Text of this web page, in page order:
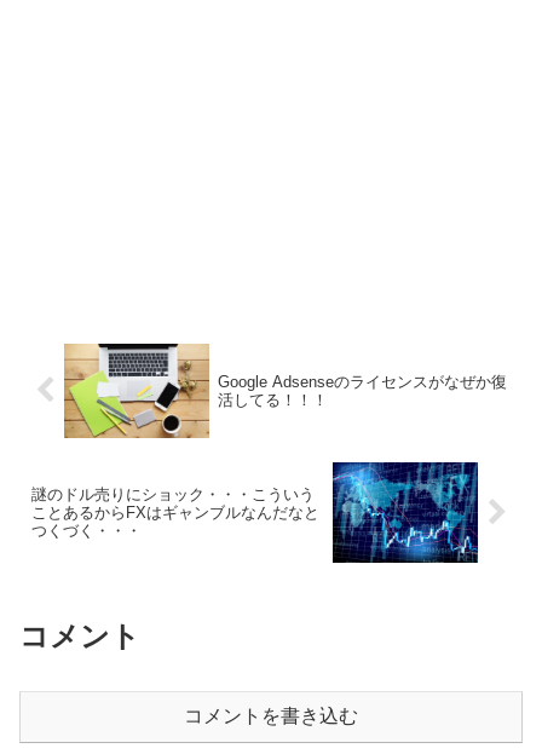
Google Adsenseのライセンスがなぜか復
活してる！！！
謎のドル売りにショック・・・こういう
ことあるからFXはギャンブルなんだなと
つくづく・・・
コメント
コメントを書き込む